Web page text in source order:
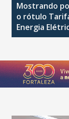
g
e
Mostrando
o rótulo
Energia